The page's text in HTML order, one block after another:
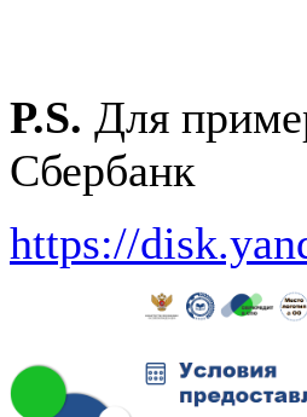
P.S. Для
Сбербанк
https://